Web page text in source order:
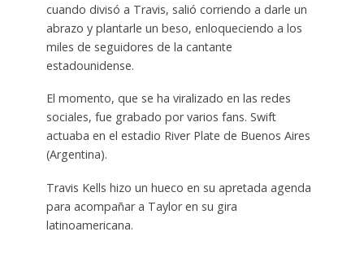
cuando divisó a Travis, salió corriendo a darle un
abrazo y plantarle un beso, enloqueciendo a los
miles de seguidores de la cantante
estadounidense.
El momento, que se ha viralizado en las redes
sociales, fue grabado por varios fans. Swift
actuaba en el estadio River Plate de Buenos Aires
(Argentina).
Travis Kells hizo un hueco en su apretada agenda
para acompañar a Taylor en su gira
latinoamericana.